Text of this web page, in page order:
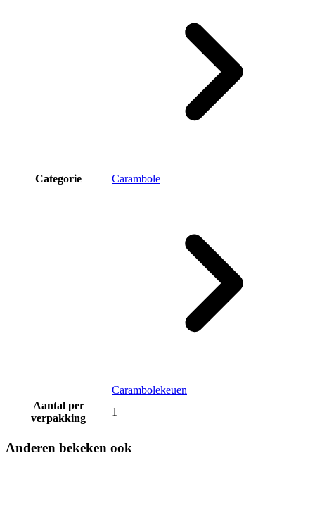
Categorie Carambole
Carambolekeuen
Aantal per
verpakking
1
Anderen bekeken ook